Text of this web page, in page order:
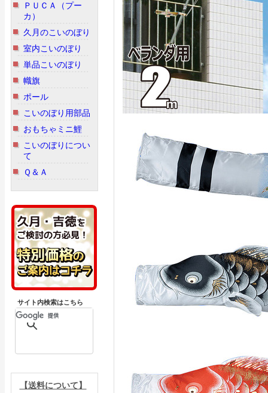
ＰＵＣＡ（プー
カ）
久月のこいのぼり
室内こいのぼり
単品こいのぼり
幟旗
ポール
こいのぼり用部品
おもちゃミニ鯉
こいのぼりについ
て
Ｑ＆Ａ
サイト内検索はこちら
【送料について】